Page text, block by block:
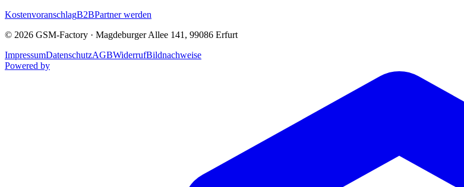
KostenvoranschlagB2BPartner werden
© 2026 GSM-Factory · Magdeburger Allee 141 , 99086 Erfurt
ImpressumDatenschutzAGBWiderrufBildnachweise
Powered by